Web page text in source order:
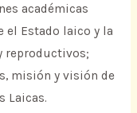
académicas
el Estado laico y la
reproductivos;
misión y visión de
Laicas.